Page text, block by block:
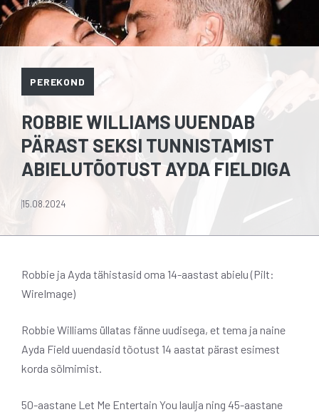
PEREKOND
ROBBIE WILLIAMS UUENDAB
PÄRAST SEKSI TUNNISTAMIST
ABIELUTÕOTUST AYDA FIELDIGA
15.08.2024
Robbie ja Ayda tähistasid oma 14-aastast abielu (Pilt:
WireImage)
Robbie Williams üllatas fänne uudisega, et tema ja naine
Ayda Field uuendasid tõotust 14 aastat pärast esimest
korda sõlmimist.
50-aastane Let Me Entertain You laulja ning 45-aastane